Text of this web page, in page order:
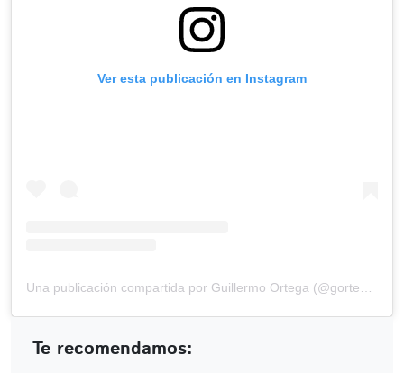
Ver esta publicación en Instagram
Te recomendamos: